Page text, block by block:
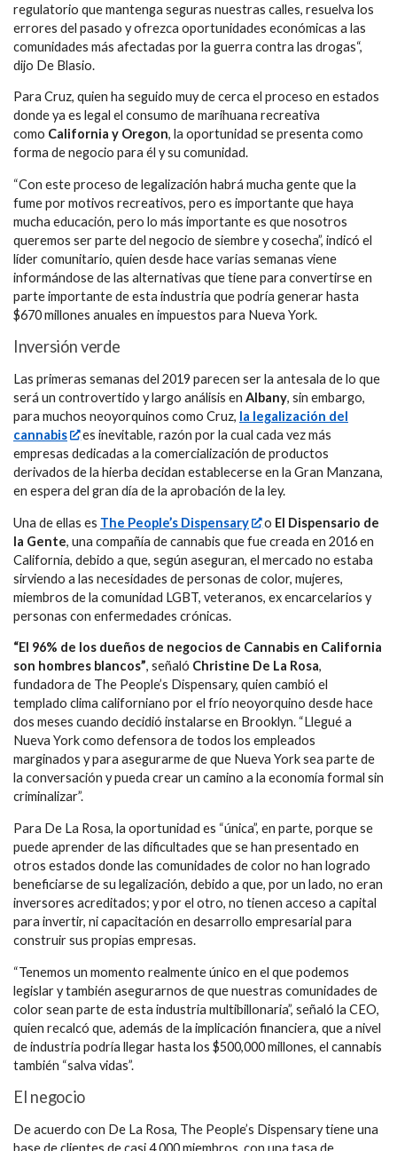
regulatorio que mantenga seguras nuestras calles, resuelva los
errores del pasado y ofrezca oportunidades económicas a las
comunidades más afectadas por la guerra contra las drogas“,
dijo De Blasio.
Para Cruz, quien ha seguido muy de cerca el proceso en estados
donde ya es legal el consumo de marihuana recreativa
como California y Oregon, la oportunidad se presenta como
forma de negocio para él y su comunidad.
“Con este proceso de legalización habrá mucha gente que la
fume por motivos recreativos, pero es importante que haya
mucha educación, pero lo más importante es que nosotros
queremos ser parte del negocio de siembre y cosecha”, indicó el
líder comunitario, quien desde hace varias semanas viene
informándose de las alternativas que tiene para convertirse en
parte importante de esta industria que podría generar hasta
$670 millones anuales en impuestos para Nueva York.
Inversión verde
Las primeras semanas del 2019 parecen ser la antesala de lo que
será un controvertido y largo análisis en Albany, sin embargo,
para muchos neoyorquinos como Cruz, la legalización del
cannabis
es inevitable, razón por la cual cada vez más
empresas dedicadas a la comercialización de productos
derivados de la hierba decidan establecerse en la Gran Manzana,
en espera del gran día de la aprobación de la ley.
Una de ellas es The People’s Dispensary o El Dispensario de
la Gente, una compañía de cannabis que fue creada en 2016 en
California, debido a que, según aseguran, el mercado no estaba
sirviendo a las necesidades de personas de color, mujeres,
miembros de la comunidad LGBT, veteranos, ex encarcelarios y
personas con enfermedades crónicas.
“El 96% de los dueños de negocios de Cannabis en California
son hombres blancos”, señaló Christine De La Rosa,
fundadora de The People’s Dispensary, quien cambió el
templado clima californiano por el frío neoyorquino desde hace
dos meses cuando decidió instalarse en Brooklyn. “Llegué a
Nueva York como defensora de todos los empleados
marginados y para asegurarme de que Nueva York sea parte de
la conversación y pueda crear un camino a la economía formal sin
criminalizar”.
Para De La Rosa, la oportunidad es “única”, en parte, porque se
puede aprender de las dificultades que se han presentado en
otros estados donde las comunidades de color no han logrado
beneficiarse de su legalización, debido a que, por un lado, no eran
inversores acreditados; y por el otro, no tienen acceso a capital
para invertir, ni capacitación en desarrollo empresarial para
construir sus propias empresas.
“Tenemos un momento realmente único en el que podemos
legislar y también asegurarnos de que nuestras comunidades de
color sean parte de esta industria multibillonaria”, señaló la CEO,
quien recalcó que, además de la implicación financiera, que a nivel
de industria podría llegar hasta los $500,000 millones, el cannabis
también “salva vidas”.
El negocio
De acuerdo con De La Rosa, The People’s Dispensary tiene una